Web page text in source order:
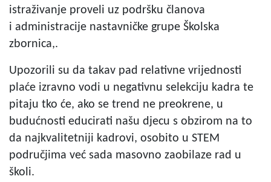
istraživanje proveli uz podršku članova
i administracije nastavničke grupe Školska
zbornica,.
Upozorili su da takav pad relativne vrijednosti
plaće izravno vodi u negativnu selekciju kadra te
pitaju tko će, ako se trend ne preokrene, u
budućnosti educirati našu djecu s obzirom na to
da najkvalitetniji kadrovi, osobito u STEM
područjima već sada masovno zaobilaze rad u
školi.